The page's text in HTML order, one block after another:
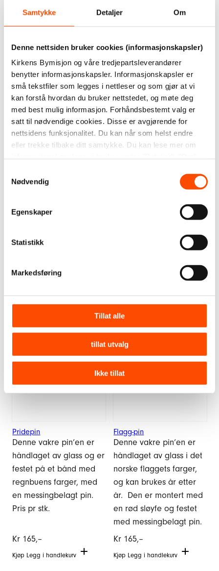
Samtykke Detaljer Om
Denne nettsiden bruker cookies (informasjonskapsler)
Kirkens Bymisjon og våre tredjepartsleverandører
benytter informasjonskapsler. Informasjonskapsler er
små tekstfiler som legges i nettleser og som gjør at vi
kan forstå hvordan du bruker nettstedet, og møte deg
med best mulig informasjon. Forhåndsbestemt valg er
satt til nødvendige cookies. Disse er avgjørende for
nettsidens funksjonalitet. Du kan når som helst endre
eller trekke tilbake ditt samtykke. Du kan lese mer om
Nødvendig
Egenskaper
Statistikk
Markedsføring
Tillat alle
tillat utvalg
Ikke tillat
skinnreim til oppheng. Veldig god
absorberingsevne. Vevet jacquard med struktur
grader.
Størrelse: lengde 63 cm, bredde 43 cm.
Dette produktet er laget ved verkstedet vårt
iKristiansand
Utsolgt
Ved å kjøpe våre produkter støtter du vårt arbeid
og bidrar til å skape arbeidsplasser til mennesker
Pridepin
Denne vakre pin’en er
håndlaget av glass og er
festet på et bånd med
regnbuens farger, med
en messingbelagt pin.
Pris pr stk.
Kr 165,–
Kjøp Legg i handlekurv
Flagg-pin
Denne vakre pin’en er
håndlaget av glass i det
norske flaggets farger,
og kan brukes år etter
år. Den er montert med
en rød sløyfe og festet
med messingbelagt pin.
Kr 165,–
Kjøp Legg i handlekurv